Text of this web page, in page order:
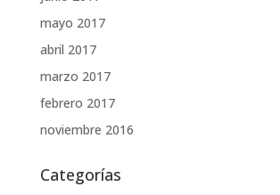
mayo 2017
abril 2017
marzo 2017
febrero 2017
noviembre 2016
Categorías